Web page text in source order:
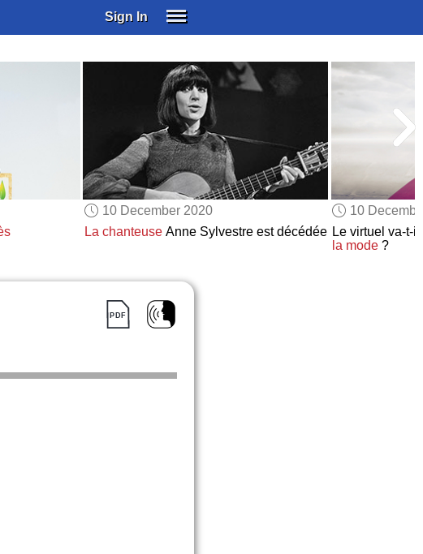
Sign In
SUBSCRIBE
EDUCATIONAL LICENSES
GIFT CARDS
OTHER LANGUAGES
ABOUT US
ALEXA
ADJUST COLORS
10 December 2020
La chanteuseAnne Sylvestre est décédée
10
Le virtuel va-t-
la mode ?